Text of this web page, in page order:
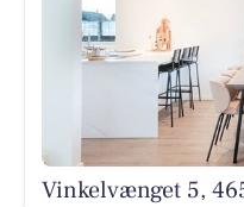
Vinkelvænget 5,